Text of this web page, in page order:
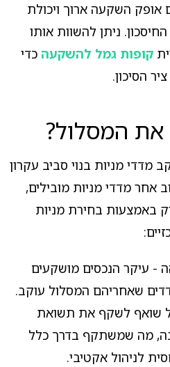
השקעה ארוך ויכולת
החיסכון. ניתן להשוות אותו
קופות גמל להשקעהכדי
הסיכון.
את המסלול?
מדדי מניות בנוי סביב עקרון
אחר מדדי מניות מובילים,
באמצעות בחירת מניות
- עיקר הנכסים מושקעים
שאחריהם המסלול עוקב.
שואף לשקף את תשואת
מה שמשתקף בדרך כלל
לניהול אקטיבי.